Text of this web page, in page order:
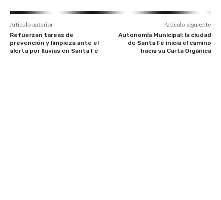
Artículo anterior
Refuerzan tareas de
prevención y limpieza ante el
alerta por lluvias en Santa Fe
Artículo siguiente
Autonomía Municipal: la ciudad
de Santa Fe inicia el camino
hacia su Carta Orgánica